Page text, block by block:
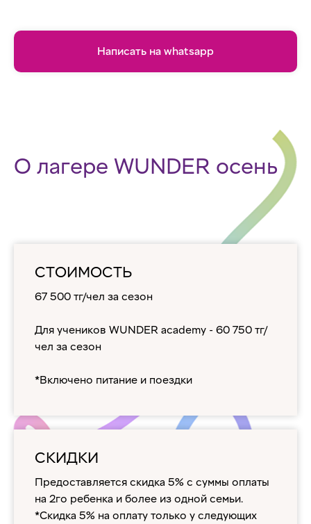
Написать на whatsapp
О лагере WUNDER осень
СТОИМОСТЬ
67 500 тг/чел за сезон
Для учеников WUNDER academy - 60 750 тг/
чел за сезон
*Включено питание и поездки
СКИДКИ
Предоставляется скидка 5% с суммы оплаты
на 2го ребенка и более из одной семьи.
*Скидка 5% на оплату только у следующих